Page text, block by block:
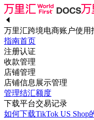
万里汇跨境电商账户使用
指南首页
注册认证
收款管理
店铺管理
店铺信息展示管理
管理结汇额度
下载平台交易记录
如何下载TikTok US Shop